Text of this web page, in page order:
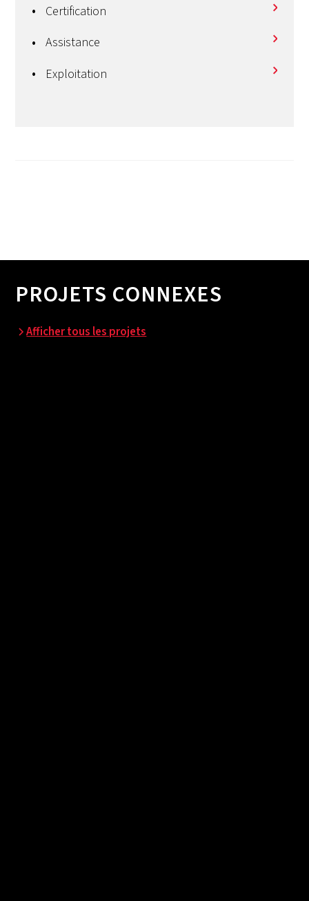
Certification
Assistance
Exploitation
PROJETS CONNEXES
Afficher tous les projets